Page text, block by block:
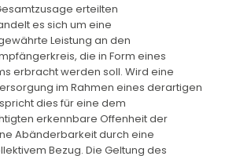
erteilten
es sich um eine
Leistung an den
die in Form eines
erbracht werden soll. Wird eine
im Rahmen eines derartigen
dies für eine dem
erkennbare Offenheit der
Abänderbarkeit durch eine
Bezug. Die Geltung des